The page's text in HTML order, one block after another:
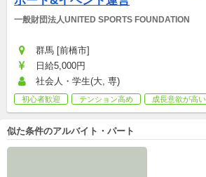
一般財団法人UNITED SPORTS FOUNDATION
群馬 [前橋市]
日給5,000円
社会人・学生(大, 専)
初心者歓迎 テンション高め 成長意欲が高い
似た条件のアルバイト・パート